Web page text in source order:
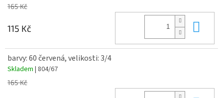
165 Kč
115 Kč
barvy: 60 červená, velikosti: 3/4
Skladem | 804/67
165 Kč